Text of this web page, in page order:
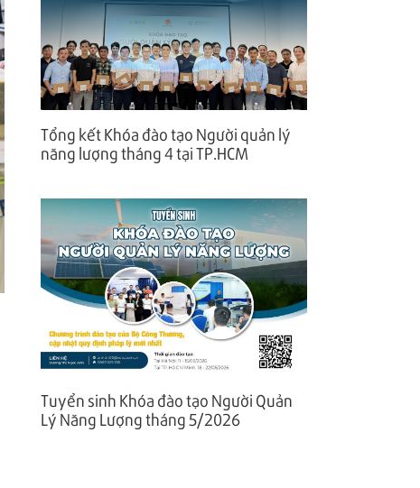
Tổng kết Khóa đào tạo Người quản lý
năng lượng tháng 4 tại TP.HCM
Tuyển sinh Khóa đào tạo Người Quản
Lý Năng Lượng tháng 5/2026